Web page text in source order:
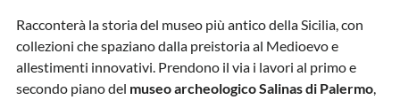
Racconterà la storia del museo più antico della Sicilia, con
collezioni che spaziano dalla preistoria al Medioevo e
allestimenti innovativi. Prendono il via i lavori al primo e
secondo piano del museo archeologico Salinas di Palermo,